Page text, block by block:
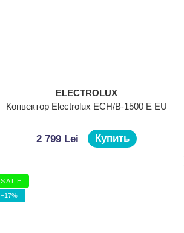
ELECTROLUX
Конвектор Electrolux ECH/B-1500 E EU
2 799 Lei Купить
S A L E
−17%